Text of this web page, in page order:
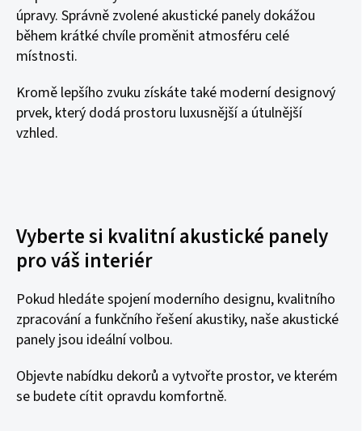
úpravy. Správně zvolené akustické panely dokážou
během krátké chvíle proměnit atmosféru celé
místnosti.
Kromě lepšího zvuku získáte také moderní designový
prvek, který dodá prostoru luxusnější a útulnější
vzhled.
Vyberte si kvalitní akustické panely
pro váš interiér
Pokud hledáte spojení moderního designu, kvalitního
zpracování a funkčního řešení akustiky, naše akustické
panely jsou ideální volbou.
Objevte nabídku dekorů a vytvořte prostor, ve kterém
se budete cítit opravdu komfortně.